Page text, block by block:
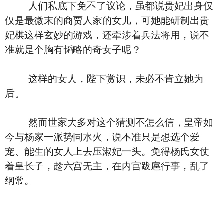
人们私底下免不了议论，虽都说贵妃出身仅
仅是最微末的商贾人家的女儿，可她能研制出贵
妃棋这样玄妙的游戏，还牵涉着兵法将用，说不
准就是个胸有韬略的奇女子呢？
这样的女人，陛下赏识，未必不肯立她为
后。
然而世家大多对这个猜测不怎么信，皇帝如
今与杨家一派势同水火，说不准只是想选个爱
宠、能生的女人上去压淑妃一头。免得杨氏女仗
着皇长子，趁六宫无主，在内宫跋扈行事，乱了
纲常。